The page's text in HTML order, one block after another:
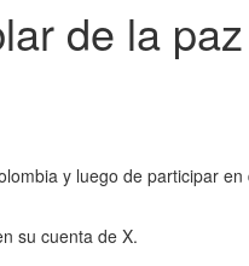
de la
y luego de participar
su cuenta de X.